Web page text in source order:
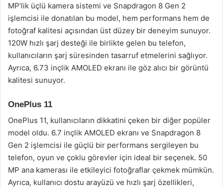
MP’lik üçlü kamera sistemi ve Snapdragon 8 Gen 2
işlemcisi ile donatılan bu model, hem performans hem de
fotoğraf kalitesi açısından üst düzey bir deneyim sunuyor.
120W hızlı şarj desteği ile birlikte gelen bu telefon,
kullanıcıların şarj süresinden tasarruf etmelerini sağlıyor.
Ayrıca, 6.73 inçlik AMOLED ekranı ile göz alıcı bir görüntü
kalitesi sunuyor.
OnePlus 11
OnePlus 11, kullanıcıların dikkatini çeken bir diğer popüler
model oldu. 6.7 inçlik AMOLED ekranı ve Snapdragon 8
Gen 2 işlemcisi ile güçlü bir performans sergileyen bu
telefon, oyun ve çoklu görevler için ideal bir seçenek. 50
MP ana kamerası ile etkileyici fotoğraflar çekmek mümkün.
Ayrıca, kullanıcı dostu arayüzü ve hızlı şarj özellikleri,